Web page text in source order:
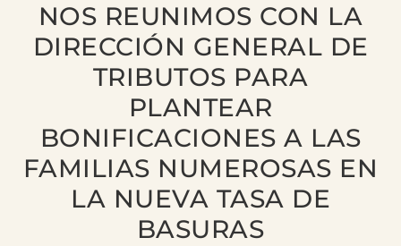
NOS REUNIMOS CON LA
DIRECCIÓN GENERAL DE
TRIBUTOS PARA
PLANTEAR
BONIFICACIONES A LAS
FAMILIAS NUMEROSAS EN
LA NUEVA TASA DE
BASURAS